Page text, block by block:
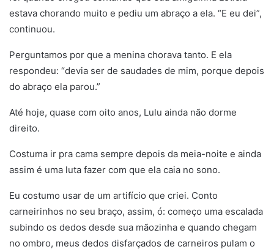
estava chorando muito e pediu um abraço a ela. “E eu dei”,
continuou.
Perguntamos por que a menina chorava tanto. E ela
respondeu: “devia ser de saudades de mim, porque depois
do abraço ela parou.”
Até hoje, quase com oito anos, Lulu ainda não dorme
direito.
Costuma ir pra cama sempre depois da meia-noite e ainda
assim é uma luta fazer com que ela caia no sono.
Eu costumo usar de um artifício que criei. Conto
carneirinhos no seu braço, assim, ó: começo uma escalada
subindo os dedos desde sua mãozinha e quando chegam
no ombro, meus dedos disfarçados de carneiros pulam o